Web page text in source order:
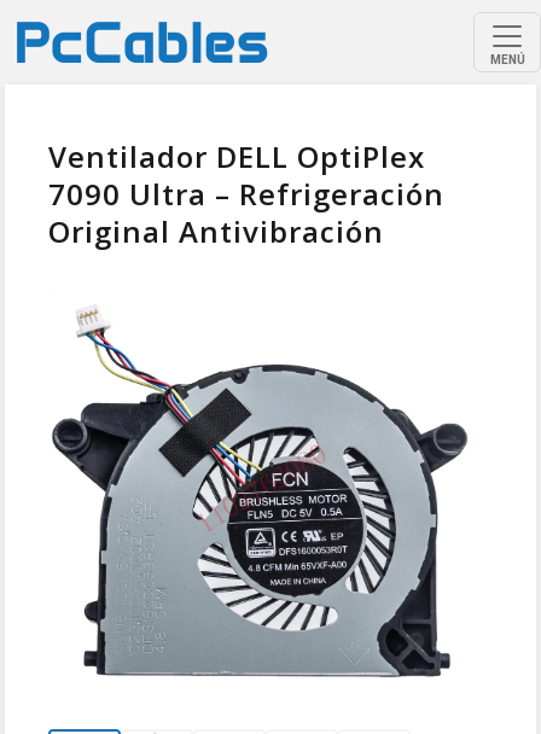
MENÚ
Ventilador DELL OptiPlex
7090 Ultra – Refrigeración
Original Antivibración